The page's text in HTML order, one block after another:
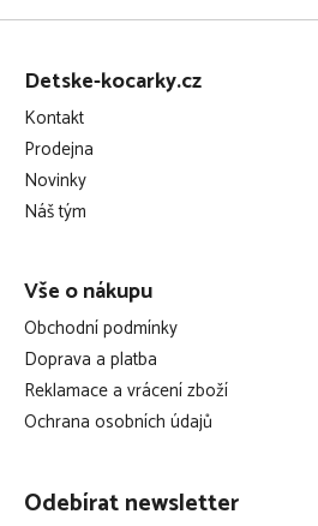
Z
Detske-kocarky.cz
Kontakt
Prodejna
Novinky
Náš tým
Vše o nákupu
Obchodní podmínky
Doprava a platba
Reklamace a vrácení zboží
Ochrana osobních údajů
Odebírat newsletter